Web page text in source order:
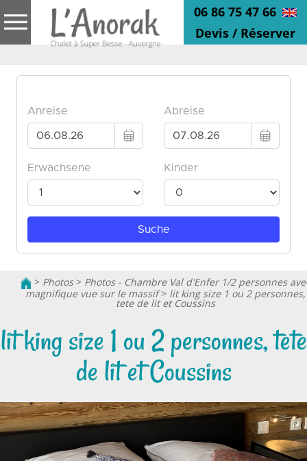
06 86 75 47 66
Devis / Réserver
> Photos> Photos - Chambre Val d'Enfer 1/2 personnes
magnifique vue sur le massif> lit king size 1 ou 2 personnes,
tete de lit et Coussins
lit king size 1 ou 2 personnes, tete
de lit et Coussins